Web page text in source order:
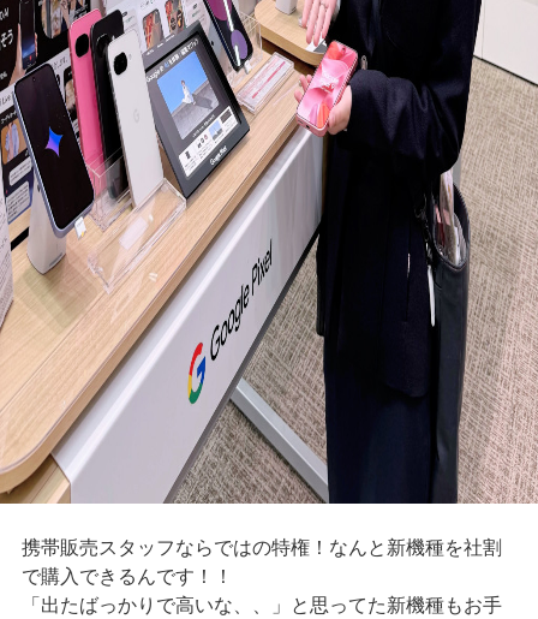
携帯販売スタッフならではの特権！なんと新機種を社割
で購入できるんです！！
「出たばっかりで高いな、、」と思ってた新機種もお手